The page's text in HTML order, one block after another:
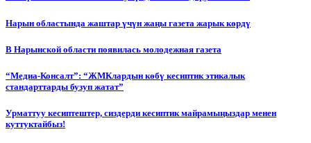
Нарын областында жаштар үчүн жаңы газета жарык көрдү
В Нарынской области появилась молодежная газета
“Медиа-Консалт”: “ЖМКлардын көбү кесиптик этикалык
стандарттарды бузуп жатат”
Урматтуу кесиптештер, сиздерди кесиптик майрамыңыздар менен
куттуктайбыз!